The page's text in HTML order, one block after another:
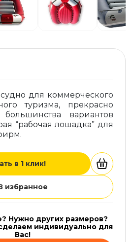
для коммерческого
туризма, прекрасно
вариантов
“рабочая лошадка” для
в 1 клик!
избранное
Нужно других размеров?
индивидуально для
Вас!